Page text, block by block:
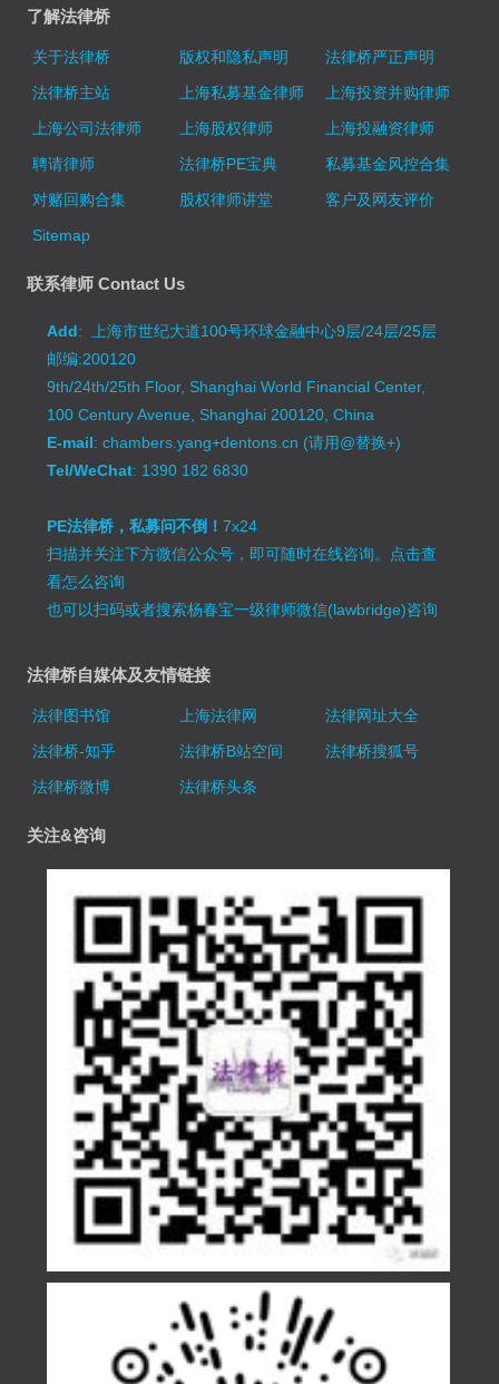
了解法律桥
关于法律桥 版权和隐私声明
法律桥严正声明
法律桥主站
上海私募基金律师
上海投资并购律师
上海公司法律师
上海股权律师
上海投融资律师
聘请律师
法律桥PE宝典
私募基金风控合集
对赌回购合集
股权律师讲堂
客户及网友评价
Sitemap
联系律师 Contact Us
Add: 上海市世纪大道100号环球金融中心9层/24层/25层
邮编:200120
9th/24th/25th Floor, Shanghai World Financial Center,
100 Century Avenue, Shanghai 200120, China
E-mail: chambers.yang+dentons.cn (请用@替换+)
Tel/WeChat: 1390 182 6830
PE法律桥，私募问不倒！7x24
扫描并关注下方微信公众号，即可随时在线咨询。 点击查
看怎么咨询
也可以扫码或者搜索杨春宝一级律师微信(lawbridge)咨询
法律桥自媒体及友情链接
法律图书馆 上海法律网
法律网址大全
法律桥-知乎
法律桥B站空间
法律桥搜狐号
法律桥微博
法律桥头条
关注&咨询